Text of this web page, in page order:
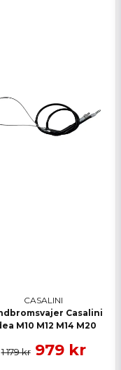
CASALINI
Casalini
M10 M12 M14 M20
1 179 kr 979 kr